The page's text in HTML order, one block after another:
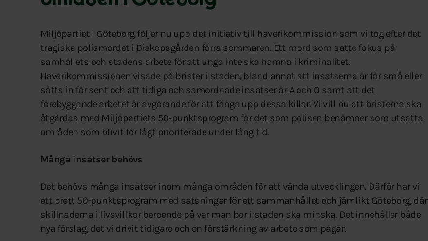
Miljöpartiet i Göteborg följer nu upp det initiativ till haverikommission som vi tog efter det
tragiska polismordet i Biskopsgården förra sommaren. Ett mord som satte fokus på
samhällets och stadens arbete för att unga inte ska hamna i kriminalitet.
Haverikommissionen visade på brister i staden, bland annat att insatserna är för små eller
sätts in för sent och att tidiga och samordnade insatser är A och O samt att det
förebyggande arbetet är avgörande för att fånga upp dessa killar. Vi vill nu att bristerna ska
åtgärdas med Miljöpartiets 50-punktsprogram för det som polisen benämner som utsatta
områden som blivit för lågt prioriterade under lång tid.
Många insatser behövs
Det behövs många insatser inom många områden för att vända utvecklingen. Därför har vi
ett brett 50-punktsprogram med satsningar för ett sammanhållet och jämlikt Göteborg, där
skillnaderna i livsvillkor beroende på var man bor i staden ska minska. Det innehåller både
nya förslag, det vi drivit tidigare och en förstärkning av arbete som pågår.